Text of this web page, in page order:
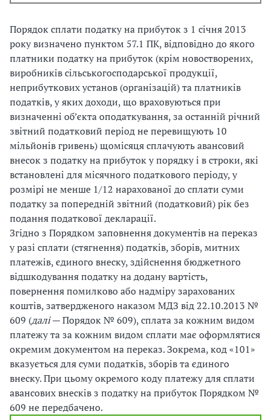
Порядок сплати податку на прибуток з 1 січня 2013
року визначено пунктом 57.1 ПК, відповідно до якого
платники податку на прибуток (крім новостворених,
виробників сільськогосподарської продукції,
неприбуткових установ (організацій) та платників
податків, у яких доходи, що враховуються при
визначенні об’єкта оподаткування, за останній річний
звітний податковий період не перевищують 10
мільйонів гривень) щомісяця сплачують авансовий
внесок з податку на прибуток у порядку і в строки, які
встановлені для місячного податкового періоду, у
розмірі не менше 1/12 нарахованої до сплати суми
податку за попередній звітний (податковий) рік без
подання податкової декларації.
Згідно з Порядком заповнення документів на переказ
у разі сплати (стягнення) податків, зборів, митних
платежів, єдиного внеску, здійснення бюджетного
відшкодування податку на додану вартість,
повернення помилково або надміру зарахованих
коштів, затвердженого наказом МДЗ від 22.10.2013 №
609 (далі— Порядок № 609), сплата за кожним видом
платежу та за кожним видом сплати має оформлятися
окремим документом на переказ. Зокрема, код «101»
вказується для суми податків, зборів та єдиного
внеску. При цьому окремого коду платежу для сплати
авансових внесків з податку на прибуток Порядком №
609 не передбачено.